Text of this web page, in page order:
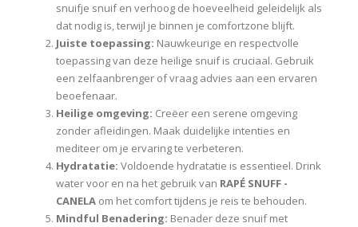
snuifje snuif en verhoog de hoeveelheid geleidelijk als
dat nodig is, terwijl je binnen je comfortzone blijft.
Juiste toepassing: Nauwkeurige en respectvolle
toepassing van deze heilige snuif is cruciaal. Gebruik
een zelfaanbrenger of vraag advies aan een ervaren
beoefenaar.
Heilige omgeving: Creëer een serene omgeving
zonder afleidingen. Maak duidelijke intenties en
mediteer om je ervaring te verbeteren.
Hydratatie: Voldoende hydratatie is essentieel. Drink
water voor en na het gebruik van RAPÉ SNUFF -
CANELAom het comfort tijdens je reis te behouden.
Mindful Benadering: Benader deze snuif met